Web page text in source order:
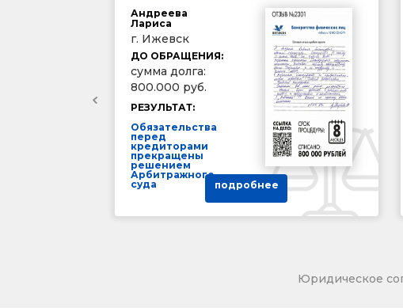
Андреева
Лариса
г. Ижевск
ДО ОБРАЩЕНИЯ:
сумма долга:
800.000 руб.
РЕЗУЛЬТАТ:
Обязательства
перед
кредиторами
прекращены
решением
Арбитражного
суда
подробнее
Юридическое